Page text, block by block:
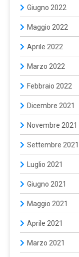
Giugno 2022
Maggio 2022
Aprile 2022
Marzo 2022
Febbraio 2022
Dicembre 2021
Novembre 2021
Settembre 2021
Luglio 2021
Giugno 2021
Maggio 2021
Aprile 2021
Marzo 2021